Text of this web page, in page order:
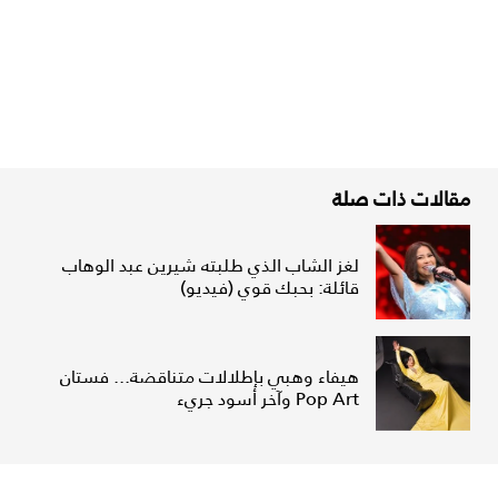
مقالات ذات صلة
لغز الشاب الذي طلبته شيرين عبد الوهاب
قائلة: بحبك قوي (فيديو)
هيفاء وهبي بإطلالات متناقضة... فستان
Pop Art وآخر أسود جريء